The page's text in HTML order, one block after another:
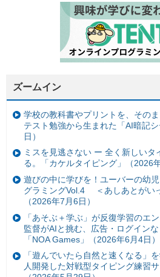
ズームイン
学校の教科書やプリントを、その
テスト勉強から生まれた「AI暗記
日）
ミスを見逃さない ー 全く新しい
る。「カケルタイピング」（2026
遊びの中に学びを！ユーバーの幼
グラミングVol.4 ＜あしあとがい
（2026年7月6日）
「あそぶ＋学ぶ」が反復学習のエ
監督がAIと挑む、広告・ログイン
「NOA Games」（2026年6月4日）
「遊んでいたら自然と速くなる」
人開発した対戦型タイピング練習